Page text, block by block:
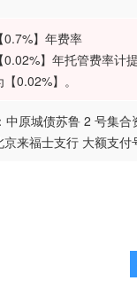
0.7%】年费率
】年托管费率计提
0.02%】。
原城债苏鲁 2 号集合
来福士支行 大额支付